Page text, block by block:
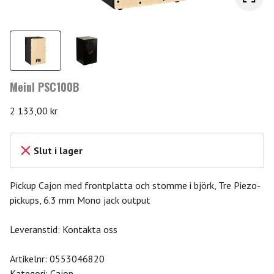
Meinl PSC100B
2 133,00 kr
Slut i lager
Pickup Cajon med frontplatta och stomme i björk, Tre Piezo-
pickups, 6.3 mm Mono jack output
Leveranstid: Kontakta oss
Artikelnr: 0553046820